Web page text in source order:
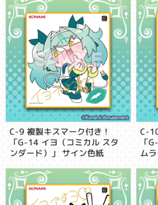
C-9 複製キスマーク付き！
「G-14 イヨ（コミカル スタ
ンダード）」 サイン色紙
C-
「
ム